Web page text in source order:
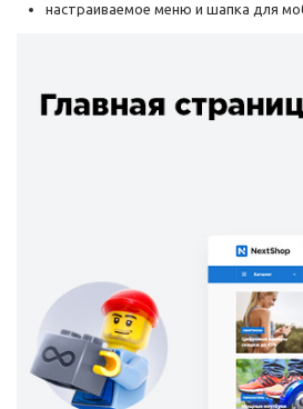
настраиваемое меню и шапка для